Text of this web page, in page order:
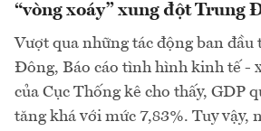
“vòng xoáy” xung đột Trung
Vượt qua những tác động ban đầu
Đông, Báo cáo tình hình kinh tế -
của Cục Thống kê cho thấy, GDP
tăng khá với mức 7,83%. Tuy vậy,